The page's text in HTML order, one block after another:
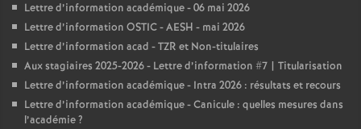
Lettre d’information académique - 06 mai 2026
Lettre d’information OSTIC - AESH - mai 2026
Lettre d’information acad - TZR et Non-titulaires
Aux stagiaires 2025-2026 - Lettre d’information #7 | Titularisation
Lettre d’information académique - Intra 2026 : résultats et recours
Lettre d’information académique - Canicule : quelles mesures dans
l’académie?